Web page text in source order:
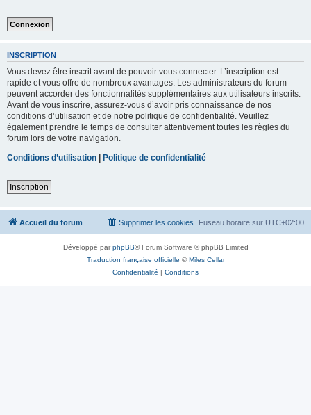
INSCRIPTION
Vous devez être inscrit avant de pouvoir vous connecter. L’inscription est
rapide et vous offre de nombreux avantages. Les administrateurs du forum
peuvent accorder des fonctionnalités supplémentaires aux utilisateurs inscrits.
Avant de vous inscrire, assurez-vous d’avoir pris connaissance de nos
conditions d’utilisation et de notre politique de confidentialité. Veuillez
également prendre le temps de consulter attentivement toutes les règles du
forum lors de votre navigation.
Conditions d’utilisation | Politique de confidentialité
Inscription
Accueil du forum Fuseau horaire sur UTC+02:00
Supprimer les cookies
Développé parphpBB® Forum Software © phpBB Limited
Traduction française officielle ©Miles Cellar
Confidentialité | Conditions